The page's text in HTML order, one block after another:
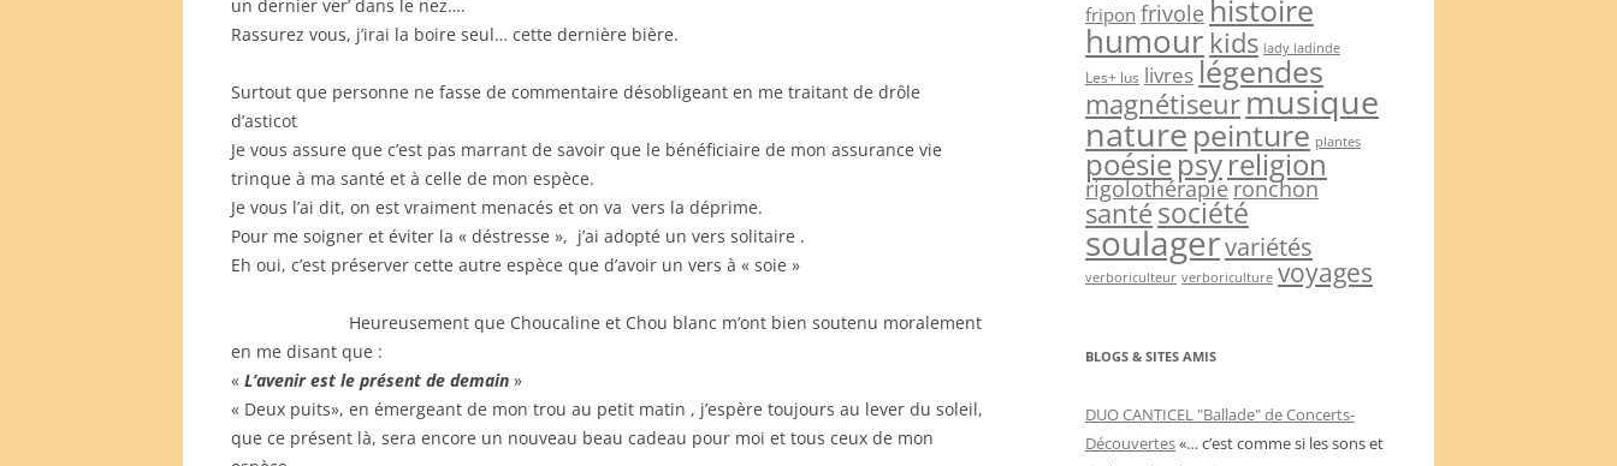
un dernier ver’ dans le nez….
Rassurez vous, j’irai la boire seul… cette dernière bière.
Surtout que personne ne fasse de commentaire désobligeant en me traitant de drôle
d’asticot
Je vous assure que c’est pas marrant de savoir que le bénéficiaire de mon assurance vie
trinque à ma santé et à celle de mon espèce.
Je vous l’ai dit, on est vraiment menacés et on va vers la déprime.
Pour me soigner et éviter la « déstresse », j’ai adopté un vers solitaire .
Eh oui, c’est préserver cette autre espèce que d’avoir un vers à « soie »
Heureusement que Choucaline et Chou blanc m’ont bien soutenu moralement
en me disant que :
« L’avenir est le présent de demain »
« Deux puits», en émergeant de mon trou au petit matin , j’espère toujours au lever du soleil,
que ce présent là, sera encore un nouveau beau cadeau pour moi et tous ceux de mon
fripon frivole histoire
humour kids lady ladinde
Les+ lus livreslégendes
magnétiseurmusique
naturepeinture plantes
poésiepsyreligion
rigolothérapieronchon
santésociété
soulagervariétés
verboriculteur verboriculture voyages
BLOGS & SITES AMIS
DUO CANTICEL "Ballade" de Concerts-
Découvertes«… c’est comme si les sons et